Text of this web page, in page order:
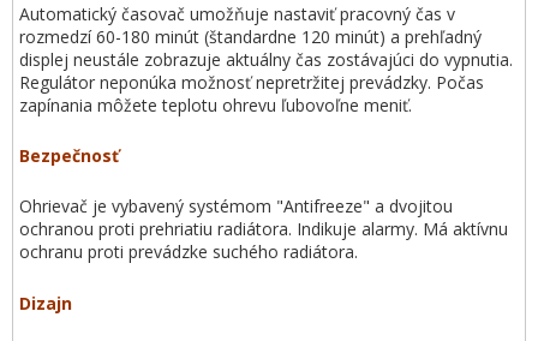
Automatický časovač umožňuje nastaviť pracovný čas v
rozmedzí 60-180 minút (štandardne 120 minút) a prehľadný
displej neustále zobrazuje aktuálny čas zostávajúci do vypnutia.
Regulátor neponúka možnosť nepretržitej prevádzky. Počas
zapínania môžete teplotu ohrevu ľubovoľne meniť.
Bezpečnosť
Ohrievač je vybavený systémom "Antifreeze" a dvojitou
ochranou proti prehriatiu radiátora. Indikuje alarmy. Má aktívnu
ochranu proti prevádzke suchého radiátora.
Dizajn